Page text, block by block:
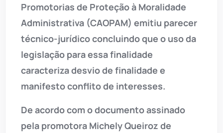
Promotorias de Proteção à Moralidade
Administrativa (CAOPAM) emitiu parecer
técnico-jurídico concluindo que o uso da
legislação para essa finalidade
caracteriza desvio de finalidade e
manifesto conflito de interesses.
De acordo com o documento assinado
pela promotora Michely Queiroz de